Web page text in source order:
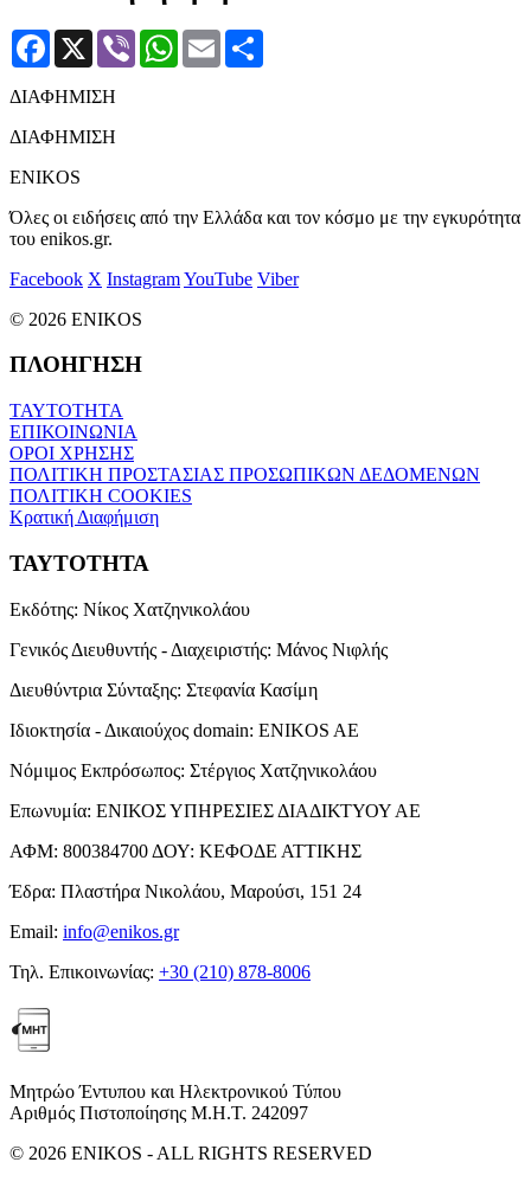
Facebook
X Viber WhatsApp
Email
ΔΙΑΦΗΜΙΣΗ
ΔΙΑΦΗΜΙΣΗ
ENIKOS
Όλες οι ειδήσεις από την Ελλάδα και τον κόσμο με την εγκυρότητα
του enikos.gr.
Facebook X InstagramYouTube Viber
© 2026 ENIKOS
ΠΛΟΗΓΗΣΗ
ΤΑΥΤΟΤΗΤΑ
ΕΠΙΚΟΙΝΩΝΙΑ
ΟΡΟΙ ΧΡΗΣΗΣ
ΠΟΛΙΤΙΚΗ ΠΡΟΣΤΑΣΙΑΣ ΠΡΟΣΩΠΙΚΩΝ ΔΕΔΟΜΕΝΩΝ
ΠΟΛΙΤΙΚΗ COOKIES
Κρατική Διαφήμιση
ΤΑΥΤΟΤΗΤΑ
Εκδότης: Νίκος Χατζηνικολάου
Γενικός Διευθυντής - Διαχειριστής: Μάνος Νιφλής
Διευθύντρια Σύνταξης: Στεφανία Κασίμη
Ιδιοκτησία - Δικαιούχος domain: ENIKOS AE
Νόμιμος Εκπρόσωπος: Στέργιος Χατζηνικολάου
Επωνυμία: ΕΝΙΚΟΣ ΥΠΗΡΕΣΙΕΣ ΔΙΑΔΙΚΤΥΟΥ ΑΕ
ΑΦΜ: 800384700 ΔΟΥ: ΚΕΦΟΔΕ ΑΤΤΙΚΗΣ
Έδρα: Πλαστήρα Νικολάου, Μαρούσι, 151 24
Email: info@enikos.gr
Τηλ. Επικοινωνίας: +30 (210) 878-8006
Μητρώο Έντυπου και Ηλεκτρονικού Τύπου
Αριθμός Πιστοποίησης Μ.Η.Τ. 242097
© 2026 ENIKOS - ALL RIGHTS RESERVED